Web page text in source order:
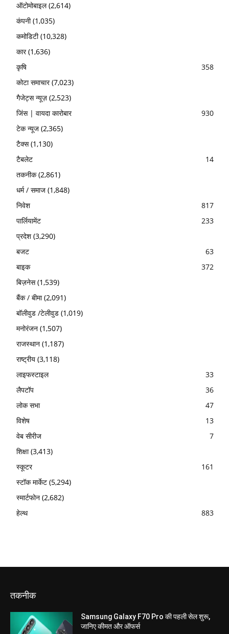
ऑटोमोबाइल(2,614)
कंपनी(1,035)
कमोडिटी(10,328)
कार(1,636)
कृषि
358
कोटा समाचार(7,023)
गैजेट्स न्यूज़ (2,523)
जिंस | वायदा कारोबार
930
टेक न्यूज (2,365)
टैक्स(1,130)
टैबलेट
14
तकनीक(2,861)
धर्म / समाज (1,848)
निवेश
817
पार्लियामेंट
233
प्रदेश(3,290)
बजट
63
बाइक
372
बिज़नेस(1,539)
बैंक / बीमा(2,091)
बॉलीवुड /टेलीवुड (1,019)
मनोरंजन (1,507)
राजस्थान (1,187)
राष्ट्रीय (3,118)
लाइफस्टाइल
33
लैपटॉप
36
लोक सभा
47
विशेष
13
वेब सीरीज
7
शिक्षा(3,413)
स्कूटर
161
स्टॉक मार्केट (5,294)
स्मार्टफोन (2,682)
हेल्थ
883
तकनीक
Samsung Galaxy F70 Pro की पहली सेल शुरू,
जानिए कीमत और ऑफर्स